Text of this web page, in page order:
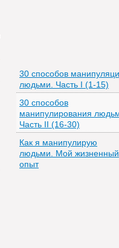
30 способов
людьми. Часть I (1-15)
30 способов
манипулирования
Часть II (16-30)
Как я манипулирую
людьми. Мой жизненный
опыт